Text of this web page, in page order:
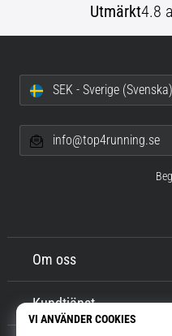
Utmärkt4.8
Om oss
Kundtjänst
SEK - Sverige (Svenska)
info@top4running.se